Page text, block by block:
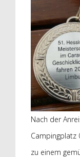
Nach der
Campingplatz
zu einem